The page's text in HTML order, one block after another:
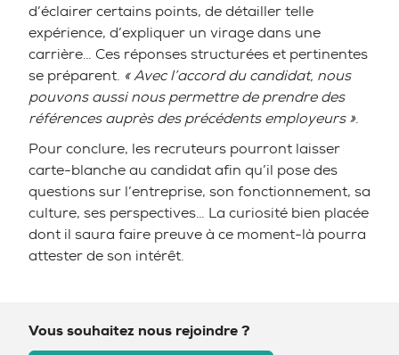
d’éclairer certains points, de détailler telle
expérience, d’expliquer un virage dans une
carrière… Ces réponses structurées et pertinentes
se préparent. « Avec l’accord du candidat, nous
pouvons aussi nous permettre de prendre des
références auprès des précédents employeurs ».
Pour conclure, les recruteurs pourront laisser
carte-blanche au candidat afin qu’il pose des
questions sur l’entreprise, son fonctionnement, sa
culture, ses perspectives… La curiosité bien placée
dont il saura faire preuve à ce moment-là pourra
attester de son intérêt.
Vous souhaitez nous rejoindre ?